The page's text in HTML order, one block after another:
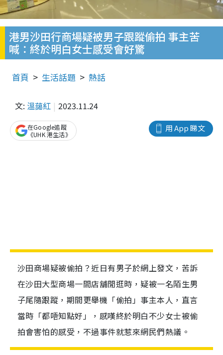
港男沙田行商場疑被男子跟蹤偷拍 事主苦
喊：終於明白女士感受會好驚
首頁 生活話題 熱話
文: 溫藹紅 2023.11.24
用 App 睇文
在Google追蹤
《UHK 港生活》
沙田商場疑被偷拍？近日有男子於網上發文，苦訴
在沙田大型商場一間店舖閒逛時，疑被一名陌生男
子尾隨跟蹤，期間更舉機「偷拍」事主本人，直言
當時「都唔知點好」，感嘆終於明白不少女士被偷
拍會害怕的感受，不過事件就惹來網民們熱議。